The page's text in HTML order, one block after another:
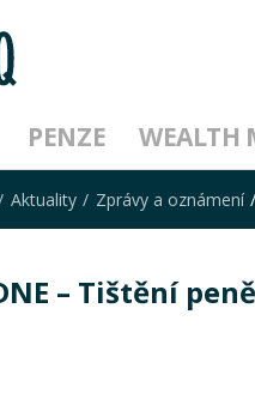
PENZE WEALTH
Aktuality Zprávy a oznámení
– Tištění